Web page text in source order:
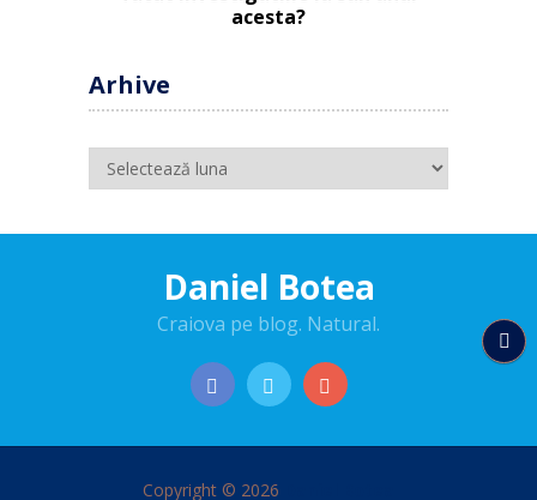
Arhive
Arhive
Daniel Botea
Craiova pe blog. Natural.
Copyright © 2026